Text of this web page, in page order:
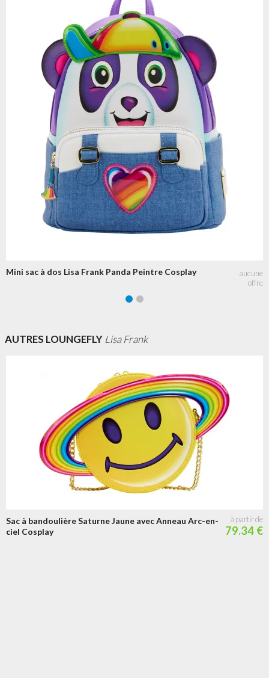
Mini sac à dos Lisa Frank Panda Peintre Cosplay
AUTRES LOUNGEFLY Lisa Frank
Sac à bandoulière Saturne Jaune avec Anneau Arc-en-
ciel Cosplay
79.34 €